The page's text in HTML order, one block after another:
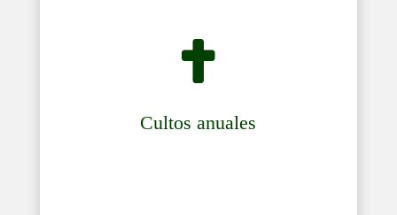

Cultos anuales